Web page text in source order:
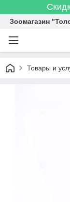
Зоомагазин
Товары и